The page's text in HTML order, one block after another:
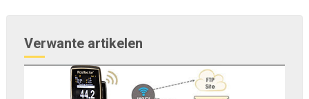
Verwante artikelen